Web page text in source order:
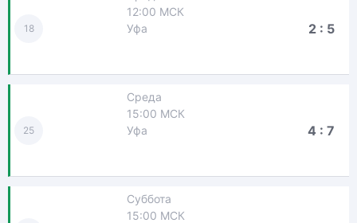
18
12:00 МСК
Уфа
2 : 5
25
Среда
15:00 МСК
Уфа
4 : 7
Суббота
15:00 МСК